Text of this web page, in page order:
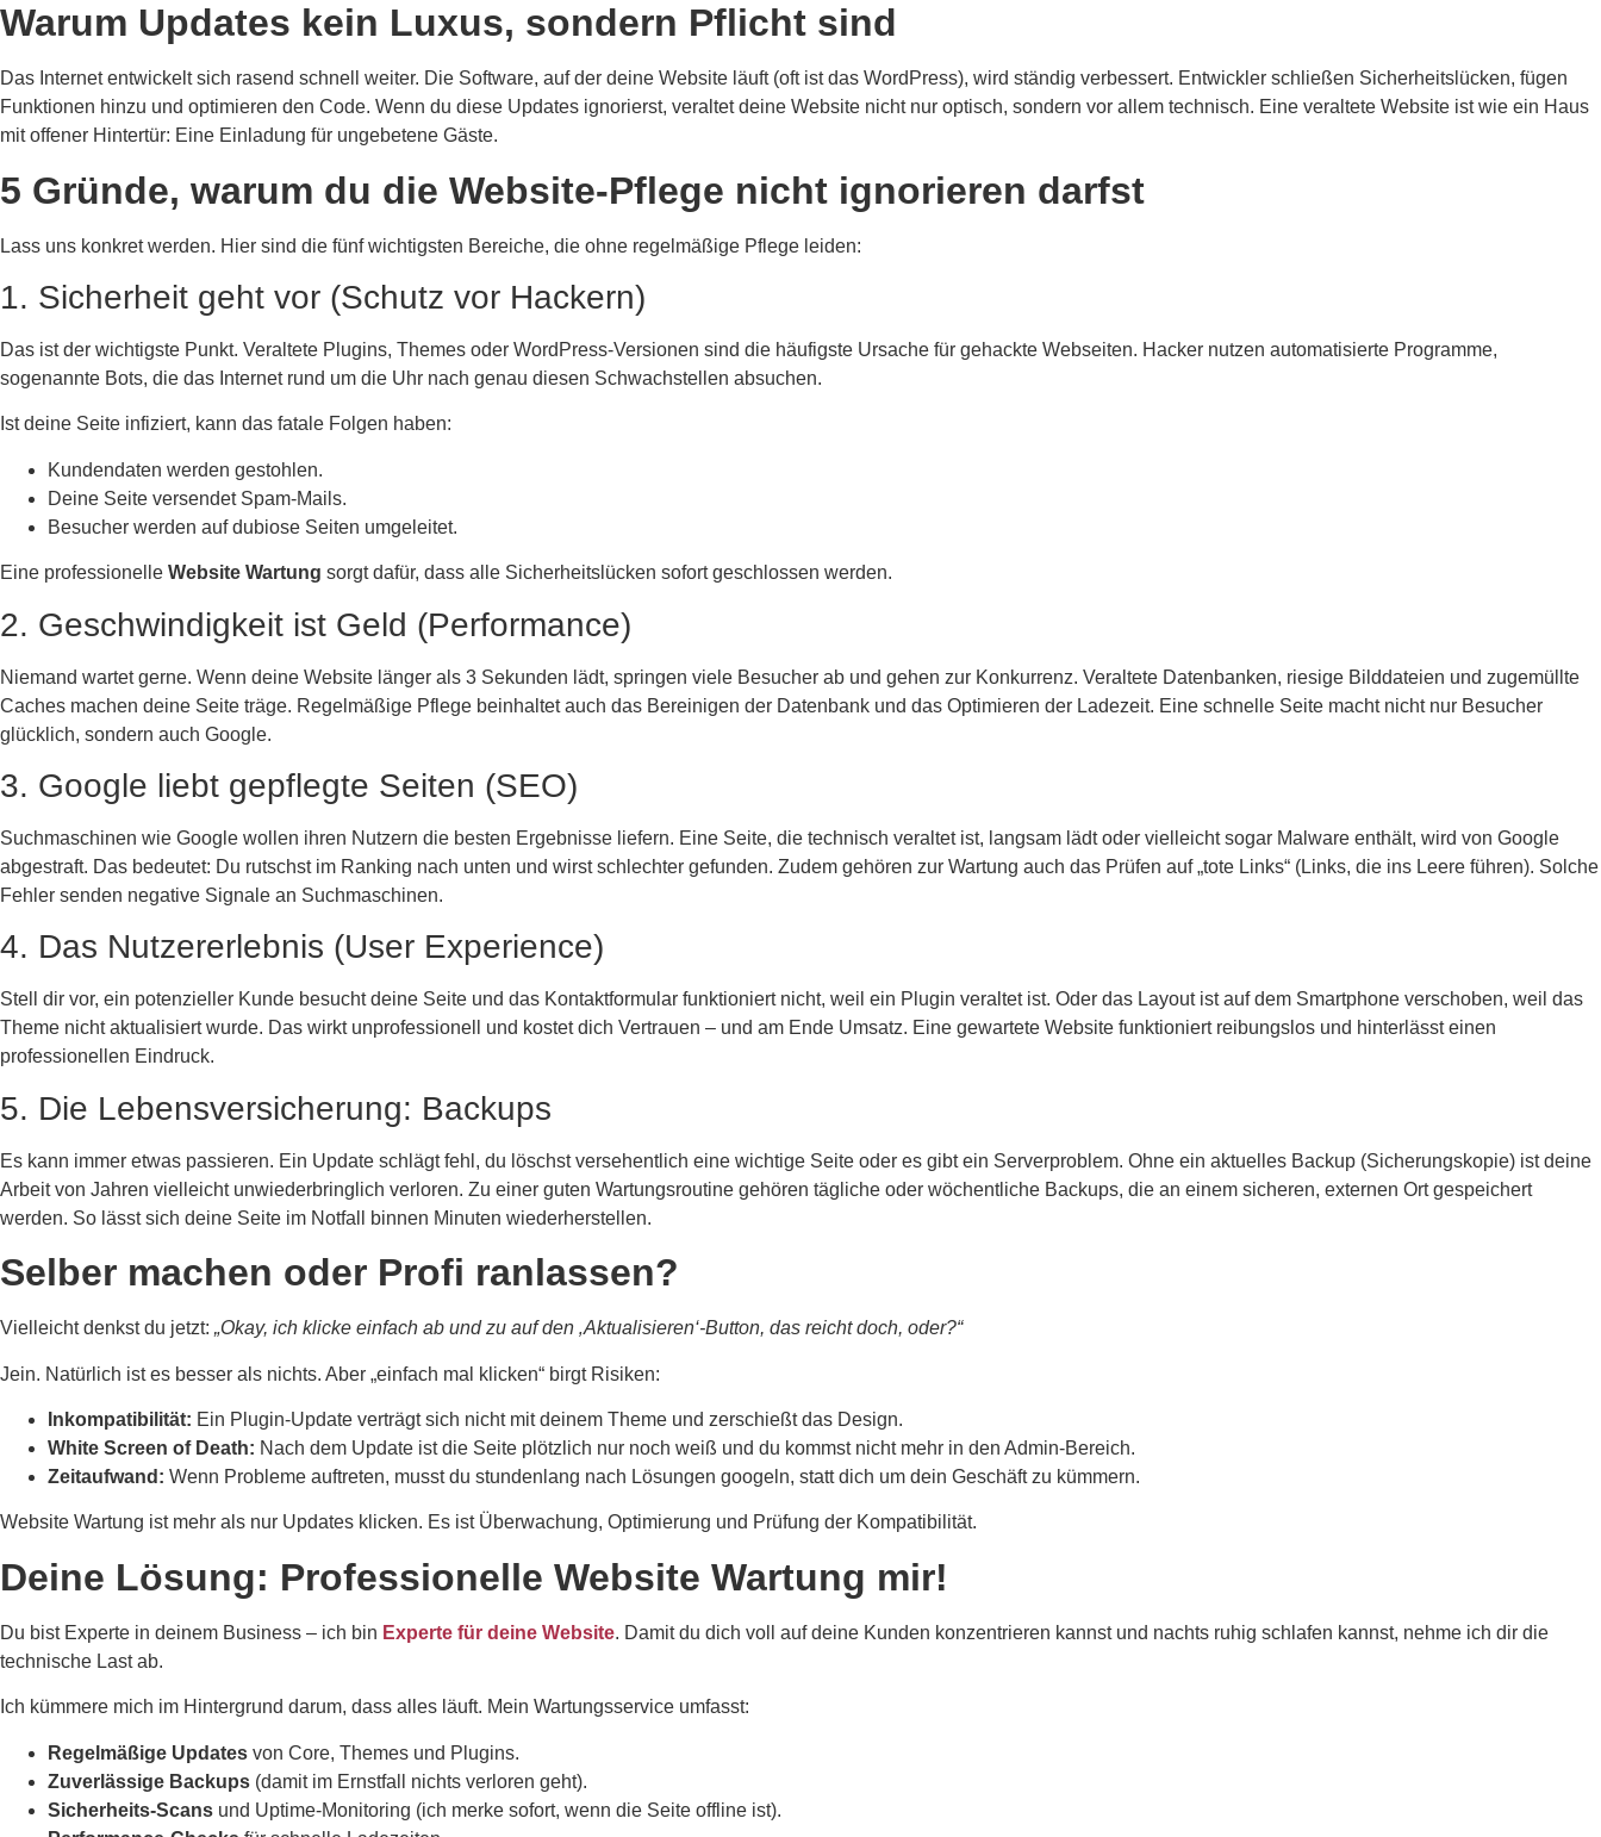
Warum Updates kein Luxus, sondern Pflicht sind
Das Internet entwickelt sich rasend schnell weiter. Die Software, auf der deine Website läuft (oft ist das WordPress), wird ständig verbessert. Entwickler schließen Sicherheitslücken, fügen
Funktionen hinzu und optimieren den Code. Wenn du diese Updates ignorierst, veraltet deine Website nicht nur optisch, sondern vor allem technisch. Eine veraltete Website ist wie ein Haus
mit offener Hintertür: Eine Einladung für ungebetene Gäste.
5 Gründe, warum du die Website-Pflege nicht ignorieren darfst
Lass uns konkret werden. Hier sind die fünf wichtigsten Bereiche, die ohne regelmäßige Pflege leiden:
1. Sicherheit geht vor (Schutz vor Hackern)
Das ist der wichtigste Punkt. Veraltete Plugins, Themes oder WordPress-Versionen sind die häufigste Ursache für gehackte Webseiten. Hacker nutzen automatisierte Programme,
sogenannte Bots, die das Internet rund um die Uhr nach genau diesen Schwachstellen absuchen.
Ist deine Seite infiziert, kann das fatale Folgen haben:
Kundendaten werden gestohlen.
Deine Seite versendet Spam-Mails.
Besucher werden auf dubiose Seiten umgeleitet.
Eine professionelle Website Wartung sorgt dafür, dass alle Sicherheitslücken sofort geschlossen werden.
2. Geschwindigkeit ist Geld (Performance)
Niemand wartet gerne. Wenn deine Website länger als 3 Sekunden lädt, springen viele Besucher ab und gehen zur Konkurrenz. Veraltete Datenbanken, riesige Bilddateien und zugemüllte
Caches machen deine Seite träge. Regelmäßige Pflege beinhaltet auch das Bereinigen der Datenbank und das Optimieren der Ladezeit. Eine schnelle Seite macht nicht nur Besucher
glücklich, sondern auch Google.
3. Google liebt gepflegte Seiten (SEO)
Suchmaschinen wie Google wollen ihren Nutzern die besten Ergebnisse liefern. Eine Seite, die technisch veraltet ist, langsam lädt oder vielleicht sogar Malware enthält, wird von Google
abgestraft. Das bedeutet: Du rutschst im Ranking nach unten und wirst schlechter gefunden. Zudem gehören zur Wartung auch das Prüfen auf „tote Links“ (Links, die ins Leere führen). Solche
Fehler senden negative Signale an Suchmaschinen.
4. Das Nutzererlebnis (User Experience)
Stell dir vor, ein potenzieller Kunde besucht deine Seite und das Kontaktformular funktioniert nicht, weil ein Plugin veraltet ist. Oder das Layout ist auf dem Smartphone verschoben, weil das
Theme nicht aktualisiert wurde. Das wirkt unprofessionell und kostet dich Vertrauen – und am Ende Umsatz. Eine gewartete Website funktioniert reibungslos und hinterlässt einen
professionellen Eindruck.
5. Die Lebensversicherung: Backups
Es kann immer etwas passieren. Ein Update schlägt fehl, du löschst versehentlich eine wichtige Seite oder es gibt ein Serverproblem. Ohne ein aktuelles Backup (Sicherungskopie) ist deine
Arbeit von Jahren vielleicht unwiederbringlich verloren. Zu einer guten Wartungsroutine gehören tägliche oder wöchentliche Backups, die an einem sicheren, externen Ort gespeichert
werden. So lässt sich deine Seite im Notfall binnen Minuten wiederherstellen.
Selber machen oder Profi ranlassen?
Vielleicht denkst du jetzt: „Okay, ich klicke einfach ab und zu auf den ‚Aktualisieren‘-Button, das reicht doch, oder?“
Jein. Natürlich ist es besser als nichts. Aber „einfach mal klicken“ birgt Risiken:
Inkompatibilität: Ein Plugin-Update verträgt sich nicht mit deinem Theme und zerschießt das Design.
White Screen of Death: Nach dem Update ist die Seite plötzlich nur noch weiß und du kommst nicht mehr in den Admin-Bereich.
Zeitaufwand: Wenn Probleme auftreten, musst du stundenlang nach Lösungen googeln, statt dich um dein Geschäft zu kümmern.
Website Wartung ist mehr als nur Updates klicken. Es ist Überwachung, Optimierung und Prüfung der Kompatibilität.
Deine Lösung: Professionelle Website Wartung mir!
Du bist Experte in deinem Business – ich bin Experte für deine Website. Damit du dich voll auf deine Kunden konzentrieren kannst und nachts ruhig schlafen kannst, nehme ich dir die
technische Last ab.
Ich kümmere mich im Hintergrund darum, dass alles läuft. Mein Wartungsservice umfasst:
Regelmäßige Updates von Core, Themes und Plugins.
Zuverlässige Backups (damit im Ernstfall nichts verloren geht).
Sicherheits-Scans und Uptime-Monitoring (ich merke sofort, wenn die Seite offline ist).